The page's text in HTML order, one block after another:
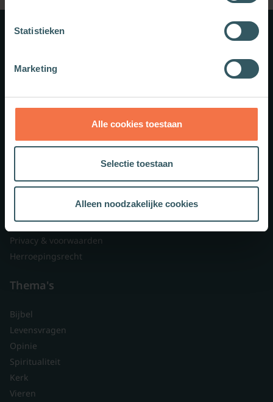
Statistieken
Marketing
Alle cookies toestaan
Selectie toestaan
Alleen noodzakelijke cookies
Schrijf je in voor onze nieuwsbrief.
Lid worden
Nieuwsbrieven
Branded content
Privacy & voorwaarden
Herroepingsrecht
Thema's
Bijbel
Levensvragen
Opinie
Spiritualiteit
Kerk
Vieren